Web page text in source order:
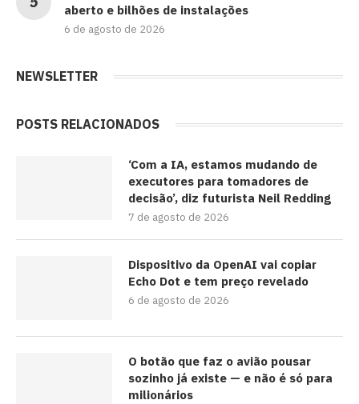
aberto e bilhões de instalações
6 de agosto de 2026
NEWSLETTER
POSTS RELACIONADOS
‘Com a IA, estamos mudando de
executores para tomadores de
decisão’, diz futurista Neil Redding
7 de agosto de 2026
Dispositivo da OpenAI vai copiar
Echo Dot e tem preço revelado
6 de agosto de 2026
O botão que faz o avião pousar
sozinho já existe — e não é só para
milionários